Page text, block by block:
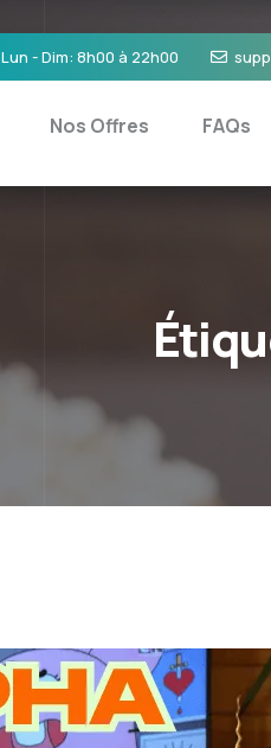
Lun - Dim: 8h00 à 22h00
Nos Offres FAQs